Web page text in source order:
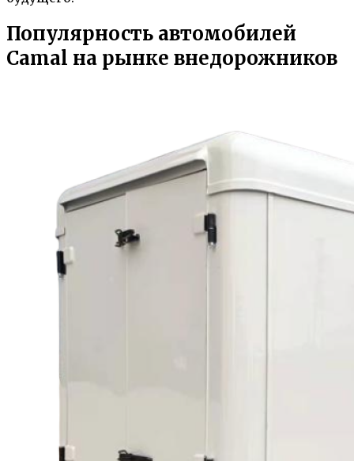
Популярность автомобилей
Camal на рынке внедорожников